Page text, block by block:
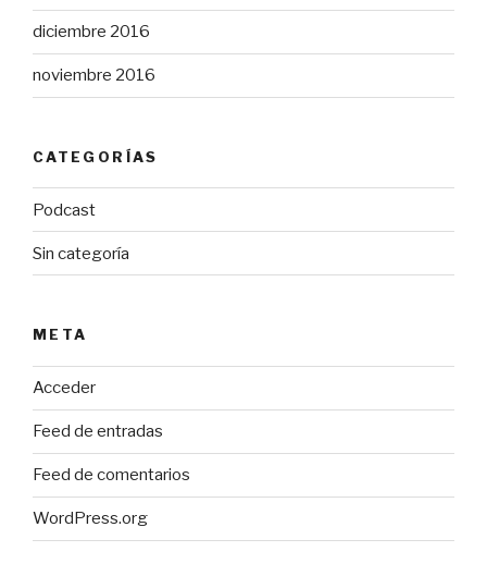
diciembre 2016
noviembre 2016
CATEGORÍAS
Podcast
Sin categoría
META
Acceder
Feed de entradas
Feed de comentarios
WordPress.org